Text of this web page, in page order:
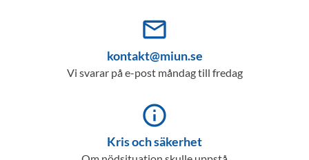
mail_outline
kontakt@miun.se
Vi svarar på e-post måndag till fredag
info_outline
Kris och säkerhet